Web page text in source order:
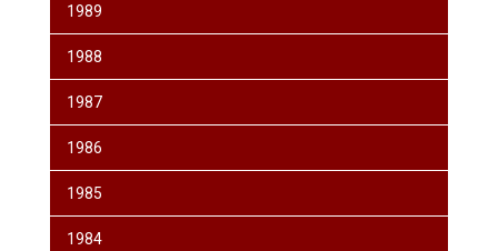
1989
1988
1987
1986
1985
1984